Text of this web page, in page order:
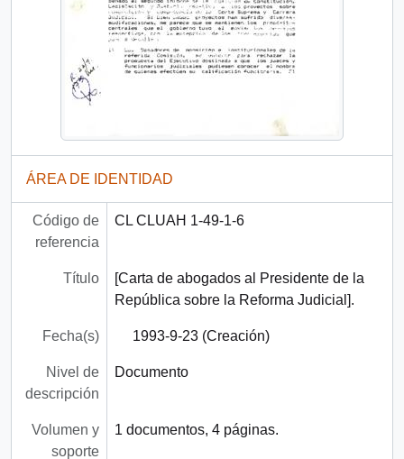
ÁREA DE IDENTIDAD
Código de
referencia
CL CLUAH 1-49-1-6
Título
[Carta de abogados al Presidente de la
República sobre la Reforma Judicial].
Fecha(s) 1993-9-23 (Creación)
Nivel de
descripción
Documento
Volumen y
soporte
1 documentos, 4 páginas.